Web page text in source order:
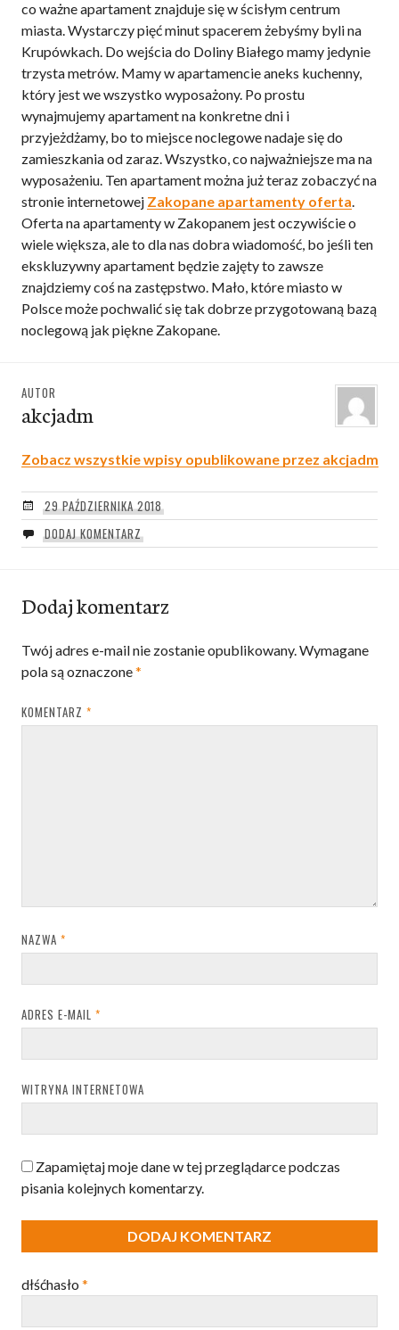
co ważne apartament znajduje się w ścisłym centrum
miasta. Wystarczy pięć minut spacerem żebyśmy byli na
Krupówkach. Do wejścia do Doliny Białego mamy jedynie
trzysta metrów. Mamy w apartamencie aneks kuchenny,
który jest we wszystko wyposażony. Po prostu
wynajmujemy apartament na konkretne dni i
przyjeżdżamy, bo to miejsce noclegowe nadaje się do
zamieszkania od zaraz. Wszystko, co najważniejsze ma na
wyposażeniu. Ten apartament można już teraz zobaczyć na
stronie internetowej Zakopane apartamenty oferta.
Oferta na apartamenty w Zakopanem jest oczywiście o
wiele większa, ale to dla nas dobra wiadomość, bo jeśli ten
ekskluzywny apartament będzie zajęty to zawsze
znajdziemy coś na zastępstwo. Mało, które miasto w
Polsce może pochwalić się tak dobrze przygotowaną bazą
noclegową jak piękne Zakopane.
AUTOR
akcjadm
Zobacz wszystkie wpisy opublikowane przez akcjadm
29 PAŹDZIERNIKA 2018
DODAJ KOMENTARZ
Dodaj komentarz
Twój adres e-mail nie zostanie opublikowany.Wymagane
pola są oznaczone*
KOMENTARZ *
NAZWA *
ADRES E-MAIL *
WITRYNA INTERNETOWA
Zapamiętaj moje dane w tej przeglądarce podczas
pisania kolejnych komentarzy.
dłśćhasło *